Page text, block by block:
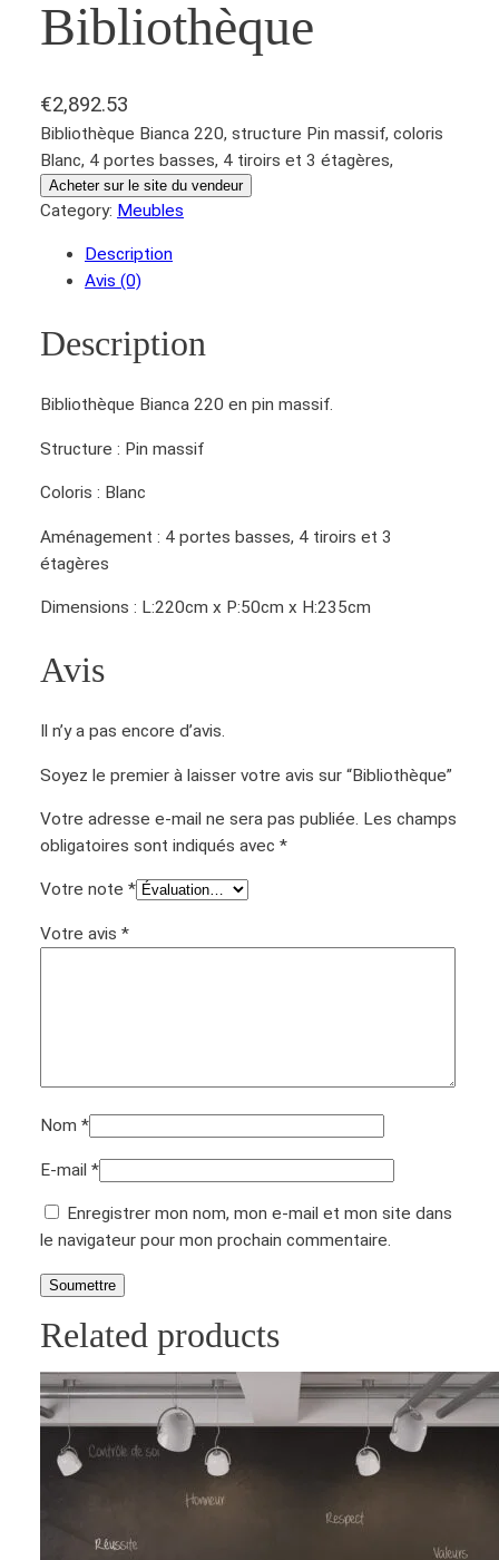
Bibliothèque
€2,892.53
Bibliothèque Bianca 220, structure Pin massif, coloris
Blanc, 4 portes basses, 4 tiroirs et 3 étagères,
Acheter sur le site du vendeur
Category: Meubles
Description
Avis (0)
Description
Bibliothèque Bianca 220 en pin massif.
Structure : Pin massif
Coloris : Blanc
Aménagement : 4 portes basses, 4 tiroirs et 3
étagères
Dimensions : L:220cm x P:50cm x H:235cm
Avis
Il n’y a pas encore d’avis.
Soyez le premier à laisser votre avis sur “Bibliothèque”
Votre adresse e-mail ne sera pas publiée. Les champs
obligatoires sont indiqués avec *
Votre note *
Votre avis *
Nom *
E-mail *
Enregistrer mon nom, mon e-mail et mon site dans
le navigateur pour mon prochain commentaire.
Related products